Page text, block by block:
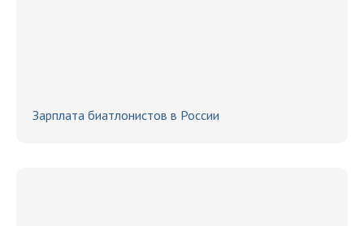
Зарплата биатлонистов в России